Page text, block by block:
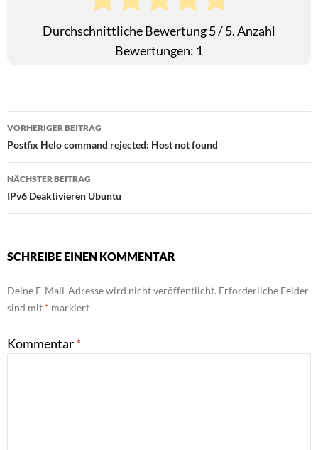
Durchschnittliche Bewertung5/ 5. Anzahl
Bewertungen: 1
Beitragsnavigation
VORHERIGER BEITRAG
Postfix Helo command rejected: Host not found
NÄCHSTER BEITRAG
IPv6 Deaktivieren Ubuntu
SCHREIBE EINEN KOMMENTAR
Deine E-Mail-Adresse wird nicht veröffentlicht. Erforderliche Felder
sind mit * markiert
Kommentar*